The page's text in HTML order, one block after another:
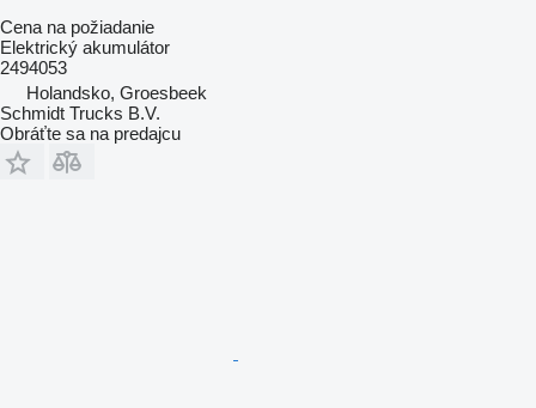
Cena na požiadanie
Elektrický akumulátor
2494053
Holandsko, Groesbeek
Schmidt Trucks B.V.
Obráťte sa na predajcu